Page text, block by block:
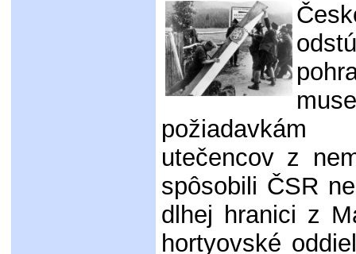
utečencov z
spôsobili ČSR
dlhej hranici z
hortyovské